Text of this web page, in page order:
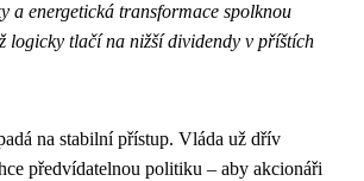
a energetická transformace spolknou
logicky tlačí na nižší dividendy v příštích
na stabilní přístup. Vláda už dřív
předvídatelnou politiku – aby akcionáři